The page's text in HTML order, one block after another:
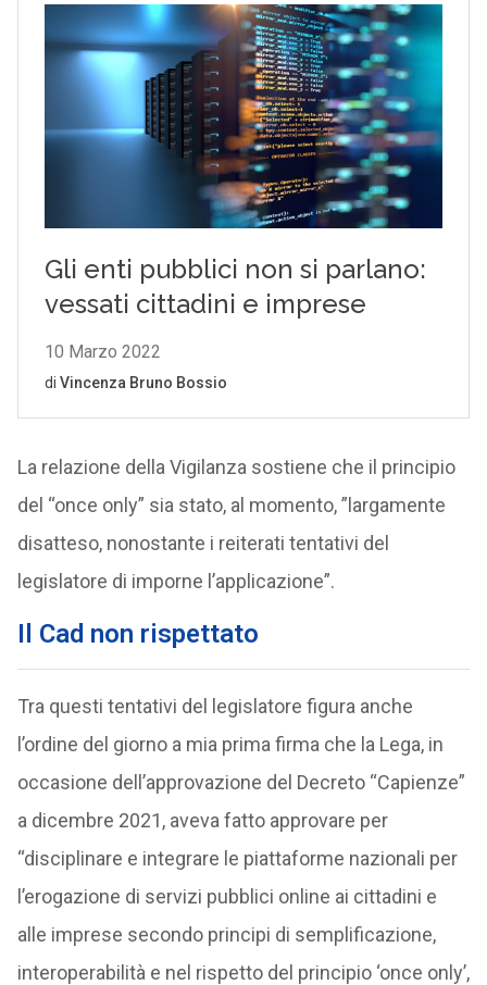
La relazione della Vigilanza sostiene che il principio
del “once only” sia stato, al momento, ”largamente
disatteso, nonostante i reiterati tentativi del
legislatore di imporne l’applicazione”.
Il Cad non rispettato
Tra questi tentativi del legislatore figura anche
l’ordine del giorno a mia prima firma che la Lega, in
occasione dell’approvazione del Decreto “Capienze”
a dicembre 2021, aveva fatto approvare per
“disciplinare e integrare le piattaforme nazionali per
l’erogazione di servizi pubblici online ai cittadini e
alle imprese secondo principi di semplificazione,
interoperabilità e nel rispetto del principio ‘once only’,